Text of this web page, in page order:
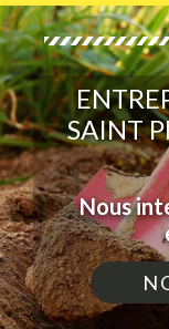
SAINT
Nous